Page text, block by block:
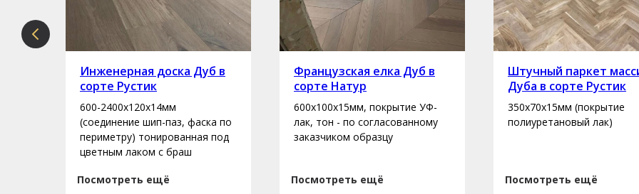
Инженерная доска Дуб в
сорте Рустик
600-2400х120х14мм
(соединение шип-паз, фаска по
периметру) тонированная под
цветным лаком с браш
Посмотреть ещё
Французская елка Дуб в
сорте Натур
600х100х15мм, покрытие УФ-
лак, тон - по согласованному
заказчиком образцу
Посмотреть ещё
Штучный паркет
Дуба в сорте Рустик
350х70х15мм (покрытие
полиуретановый лак)
Посмотреть ещё